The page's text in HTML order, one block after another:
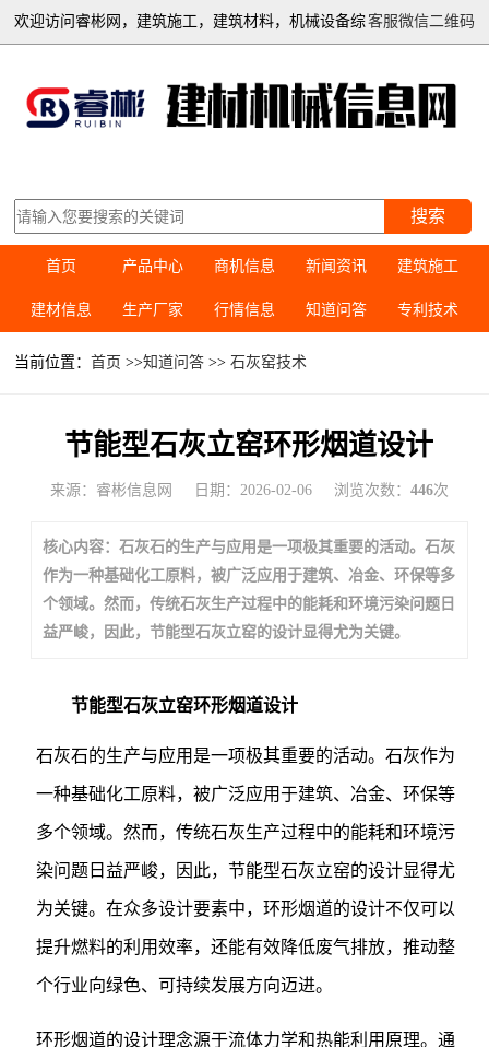
客服微信二维码
欢迎访问睿彬网，建筑施工，建筑材料，机械设备综
搜索
首页 产品中心 商机信息 新闻资讯 建筑施工
建材信息 生产厂家 行情信息 知道问答 专利技术
当前位置：首页 >>知道问答 >>石灰窑技术
节能型石灰立窑环形烟道设计
来源：睿彬信息网 日期：2026-02-06 浏览次数： 446次
核心内容：石灰石的生产与应用是一项极其重要的活动。石灰
作为一种基础化工原料，被广泛应用于建筑、冶金、环保等多
个领域。然而，传统石灰生产过程中的能耗和环境污染问题日
益严峻，因此，节能型石灰立窑的设计显得尤为关键。
节能型石灰立窑环形烟道设计
石灰石的生产与应用是一项极其重要的活动。石灰作为
一种基础化工原料，被广泛应用于建筑、冶金、环保等
多个领域。然而，传统石灰生产过程中的能耗和环境污
染问题日益严峻，因此，节能型石灰立窑的设计显得尤
为关键。在众多设计要素中，环形烟道的设计不仅可以
提升燃料的利用效率，还能有效降低废气排放，推动整
个行业向绿色、可持续发展方向迈进。
环形烟道的设计理念源于流体力学和热能利用原理。通